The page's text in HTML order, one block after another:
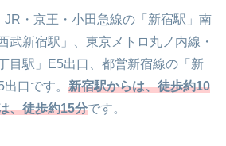
JR・京王・小田急線の「新宿駅」南
武新宿駅」、東京メトロ丸ノ内線・
目駅」E5出口、都営新宿線の「新
口です。 新宿駅からは、徒歩約10
、徒歩約15分です。